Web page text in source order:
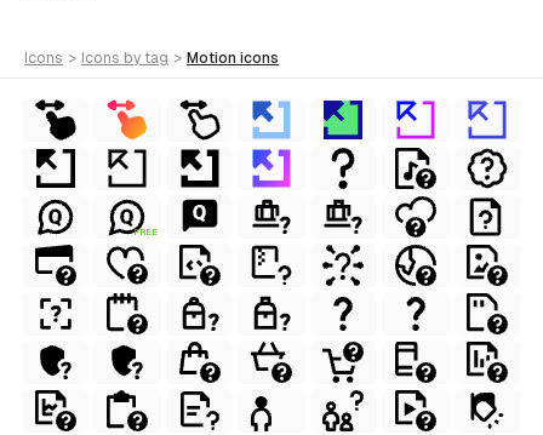
icons > icons by tag > motion icons
FREE